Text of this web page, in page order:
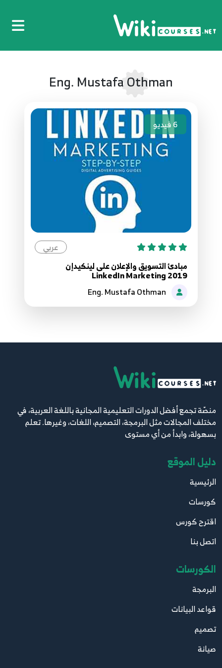
Eng. Mustafa Othman
6فيديو
عربي
مبادئ التسويق والإعلان على لينكيدإن
LinkedIn Marketing 2019
منصّة تجمع أفضل الدورات التعليمية المجانية باللغة العربية، في
مختلف المجالات مثل البرمجة، التصميم، اللغات، وغيرها. تعلم
بسهولة، وابدأ من أي مستوى
دليل الموقع
الرئيسية
كورسات
اقترح كورس
اتصل بنا
الكورسات
البرمجة
قواعد البيانات
تصميم
صيانة